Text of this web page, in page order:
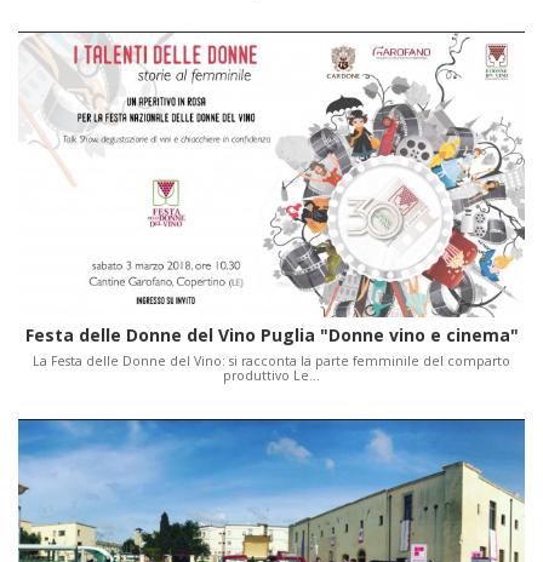
Festa delle Donne del Vino Puglia "Donne vino e cinema"
La Festa delle Donne del Vino: si racconta la parte femminile del comparto
produttivo Le…